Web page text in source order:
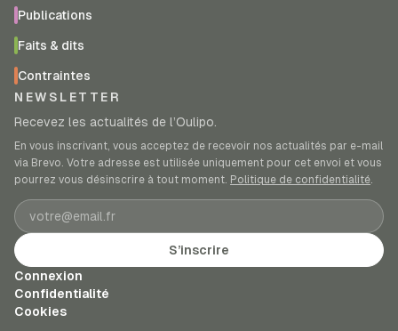
Publications
Faits & dits
Contraintes
NEWSLETTER
Recevez les actualités de l’Oulipo.
En vous inscrivant, vous acceptez de recevoir nos actualités par e-mail
via Brevo. Votre adresse est utilisée uniquement pour cet envoi et vous
pourrez vous désinscrire à tout moment. Politique de confidentialité.
Adresse e-mail
S’inscrire
Connexion
Confidentialité
Cookies